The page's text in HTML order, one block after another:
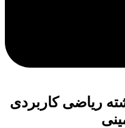
ریاضی کاربردی